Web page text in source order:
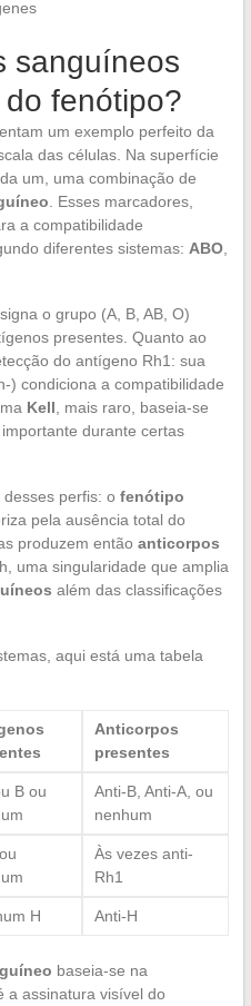
sanguíneos
fenótipo?
um exemplo perfeito da
das células. Na superfície
um, uma combinação de
. Esses marcadores,
a compatibilidade
diferentes sistemas: ABO,
o grupo (A, B, AB, O)
presentes. Quanto ao
do antígeno Rh1: sua
) condiciona a compatibilidade
Kell , mais raro, baseia-se
durante certas
perfis: o fenótipo
pela ausência total do
produzem então anticorpos
uma singularidade que amplia
além das classificações
aqui está uma tabela
Anticorpos
presentes
B ou
Anti-B, Anti-A, ou
nenhum
Às vezes anti-
Rh1
H Anti-H
baseia-se na
a assinatura visível do